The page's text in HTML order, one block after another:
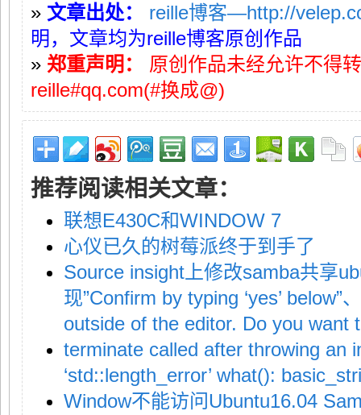
» 文章出处：
reille博客—http://
明，文章均为reille博客原创作品
» 郑重声明：
原创作品未经允许不得
reille#qq.com(#换成@)
推荐阅读相关文章：
联想E430C和WINDOW 7
心仪已久的树莓派终于到手了
Source insight上修改samba共享
现”Confirm by typing ‘yes’ below”
outside of the editor. Do you want
terminate called after throwing an
‘std::length_error’ what():
Window不能访问Ubuntu16.04